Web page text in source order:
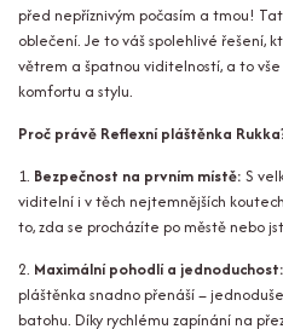
před nepříznivým počasím a tmou!
oblečení. Je to váš spolehlivé řešení,
větrem a špatnou viditelností, a to
komfortu a stylu.
Proč právě Reflexní pláštěnka
1. Bezpečnost na prvním místě: S
viditelní i v těch nejtemnějších
to, zda se procházíte po městě nebo
2. Maximální pohodlí a jednoduchost:
pláštěnka snadno přenáší –
batohu. Díky rychlému zapínání na